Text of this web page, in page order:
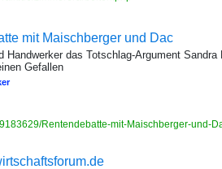
mit Maischberger und Dac
Handwerker das Totschlag-Argument
Gefallen
Rentendebatte-mit-Maischberger-und-